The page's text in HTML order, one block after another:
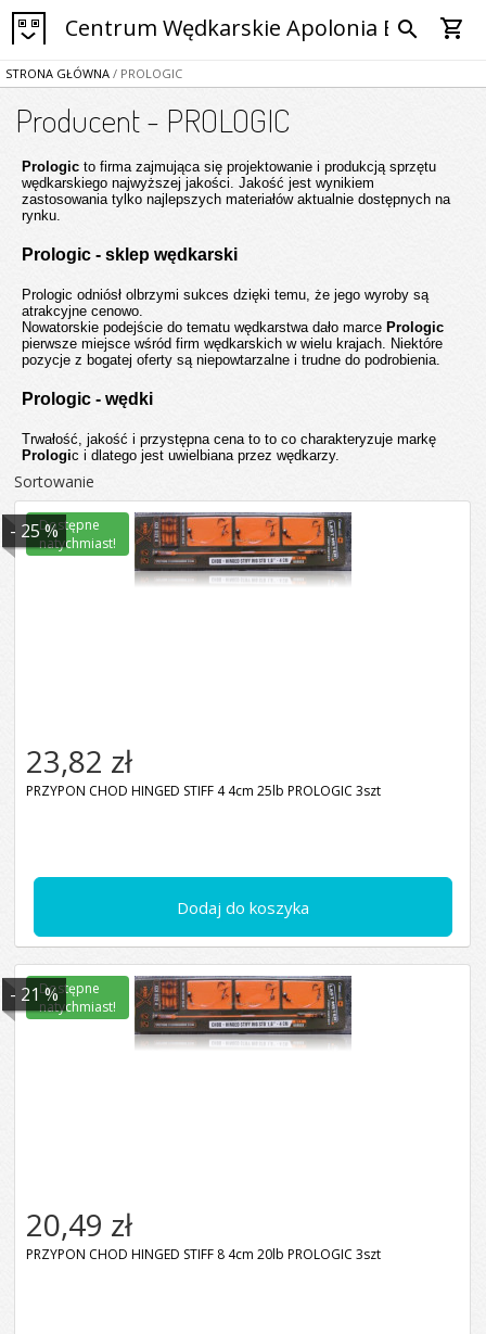
Centrum Wędkarskie Apolonia Bytom
search shopping_cart
STRONA GŁÓWNA / PROLOGIC
Producent - PROLOGIC
Prologic to firma zajmująca się projektowanie i produkcją sprzętu
wędkarskiego najwyższej jakości. Jakość jest wynikiem
zastosowania tylko najlepszych materiałów aktualnie dostępnych na
rynku.
Prologic - sklep wędkarski
Prologic odniósł olbrzymi sukces dzięki temu, że jego wyroby są
atrakcyjne cenowo.
Nowatorskie podejście do tematu wędkarstwa dało marce Prologic
pierwsze miejsce wśród firm wędkarskich w wielu krajach. Niektóre
pozycje z bogatej oferty są niepowtarzalne i trudne do podrobienia.
Prologic - wędki
Trwałość, jakość i przystępna cena to to co charakteryzuje markę
Prologic i dlatego jest uwielbiana przez wędkarzy.
Sortowanie
Dodaj do koszyka
- 25 %
23,82 zł
PRZYPON CHOD HINGED STIFF 4 4cm 25lb PROLOGIC 3szt
Dostępne
natychmiast!
- 21 %
20,49 zł
PRZYPON CHOD HINGED STIFF 8 4cm 20lb PROLOGIC 3szt
Dostępne
natychmiast!